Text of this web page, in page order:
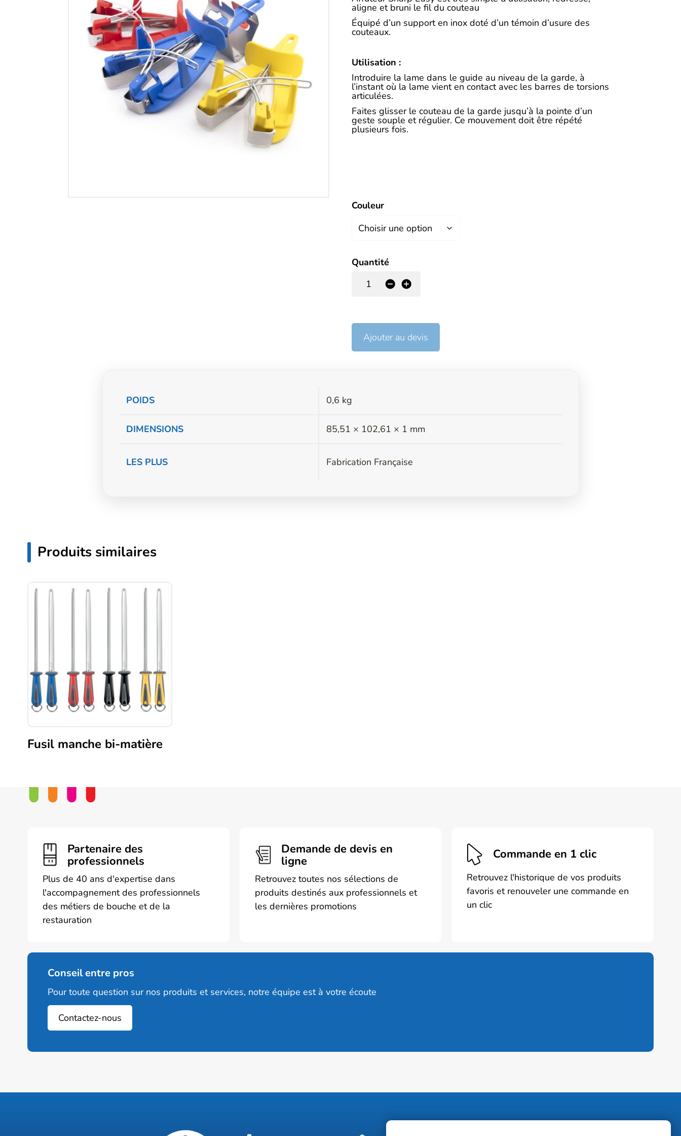
aligne et bruni le fil du couteau
Équipé d’un support en inox doté d’un témoin d’usure des
couteaux.
Utilisation :
Introduire la lame dans le guide au niveau de la garde, à
l’instant où la lame vient en contact avec les barres de torsions
articulées.
Faites glisser le couteau de la garde jusqu’à la pointe d’un
geste souple et régulier. Ce mouvement doit être répété
plusieurs fois.
Couleur
Quantité
+
-
Ajouter au devis
Informations
POIDS 0,6 kg
DIMENSIONS 85,51 × 102,61 × 1 mm
LES PLUS Fabrication Française
Produits similaires
Fusil manche bi-matière
a
plusieurs
peuvent
page
Partenaire des
professionnels
Plus de 40 ans d'expertise dans
l'accompagnement des professionnels
des métiers de bouche et de la
restauration
Demande de devis en
ligne
Retrouvez toutes nos sélections de
produits destinés aux professionnels et
les dernières promotions
Commande en 1 clic
Retrouvez l'historique de vos produits
favoris et renouveler une commande en
un clic
Conseil entre pros
Pour toute question sur nos produits et services, notre équipe est à votre écoute
Contactez-nous